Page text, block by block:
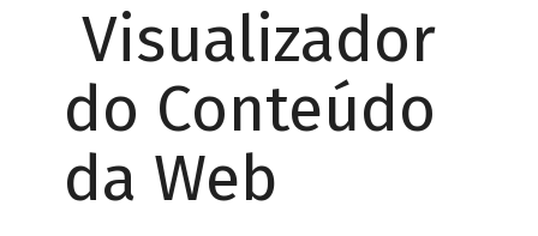
Visualizador
do Conteúdo
da Web